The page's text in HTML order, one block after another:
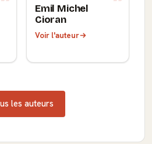
Emil Michel
Cioran
Voir l'auteur
les auteurs